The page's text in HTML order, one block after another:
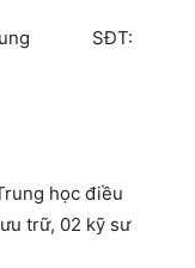
Trung SĐT:
học điều
trữ, 02 kỹ sư